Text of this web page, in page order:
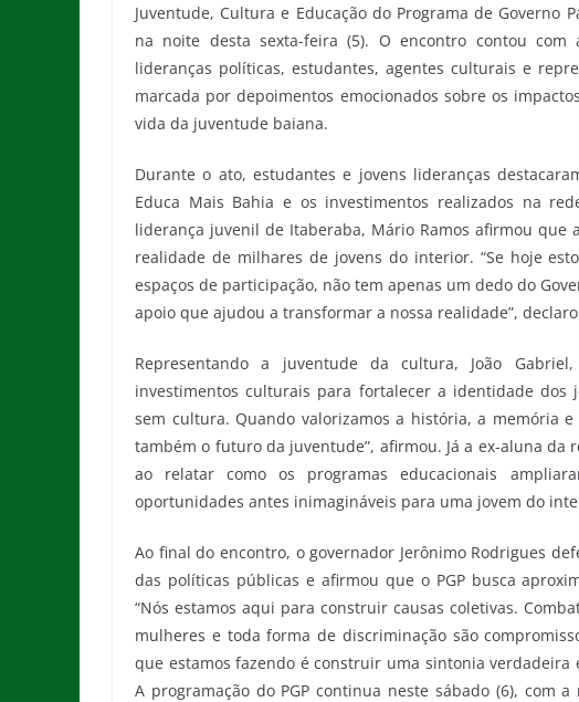
Juventude, Cultura e Educação do Programa de Governo
na noite desta sexta-feira (5). O encontro contou com
lideranças políticas, estudantes, agentes culturais e
marcada por depoimentos emocionados sobre os
vida da juventude baiana.
Durante o ato, estudantes e jovens lideranças
Educa Mais Bahia e os investimentos realizados na
liderança juvenil de Itaberaba, Mário Ramos afirmou que
realidade de milhares de jovens do interior. “Se hoje
espaços de participação, não tem apenas um dedo do
apoio que ajudou a transformar a nossa realidade”,
Representando a juventude da cultura, João
investimentos culturais para fortalecer a identidade dos
sem cultura. Quando valorizamos a história, a memória
também o futuro da juventude”, afirmou. Já a ex-aluna da
ao relatar como os programas educacionais
oportunidades antes inimagináveis para uma jovem do
Ao final do encontro, o governador Jerônimo Rodrigues
das políticas públicas e afirmou que o PGP busca
“Nós estamos aqui para construir causas coletivas.
mulheres e toda forma de discriminação são
que estamos fazendo é construir uma sintonia
A programação do PGP continua neste sábado (6), com